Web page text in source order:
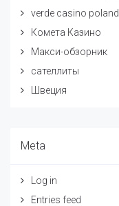
verde casino poland
Комета Казино
Макси-обзорник
сателлиты
Швеция
Meta
Log in
Entries feed